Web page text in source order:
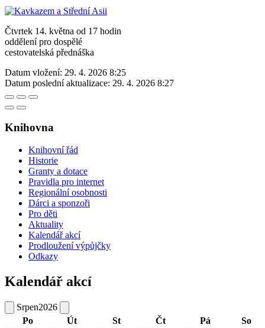
Čtvrtek 14. května od 17 hodin
oddělení pro dospělé
cestovatelská přednáška
Datum vložení: 29. 4. 2026 8:25
Datum poslední aktualizace: 29. 4. 2026 8:27
Knihovna
Knihovní řád
Historie
Granty a dotace
Pravidla pro internet
Regionální osobnosti
Dárci a sponzoři
Pro děti
Aktuality
Kalendář akcí
Prodloužení výpůjčky
Odkazy
Kalendář akcí
Srpen2026
Po
Út St Čt Pá
So